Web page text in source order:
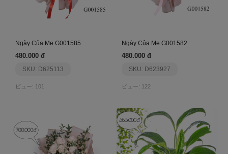
Ngày Của Mẹ G001585
480.000 đ
SKU: D625113
ビュー: 101
Ngày Của Mẹ G001582
480.000 đ
SKU: D623927
ビュー: 122